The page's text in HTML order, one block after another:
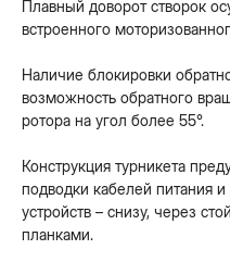
Плавный доворот створок
встроенного
Наличие блокировки
возможность обратного
ротора на угол более 55°.
Конструкция турникета
подводки кабелей питания
устройств – снизу, через
планками.